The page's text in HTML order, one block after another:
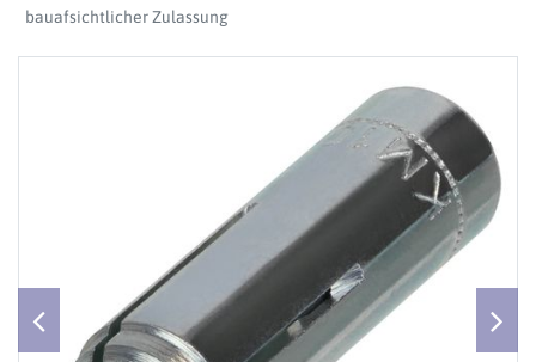
bauafsichtlicher Zulassung